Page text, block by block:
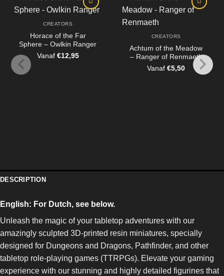
CREATORS
Horace of the Far
Sphere – Owlkin Ranger
Vanaf €12,95
CREATORS
Achtum of the Meadow
– Ranger of Renmaeth
Vanaf€5,50
DESCRIPTION
English: For Dutch, see below.
Unleash the magic of your tabletop adventures with our
amazingly sculpted 3D-printed resin miniatures, specially
designed for Dungeons and Dragons, Pathfinder, and other
tabletop role-playing games (TTRPGs). Elevate your gaming
experience with our stunning and highly detailed figurines that